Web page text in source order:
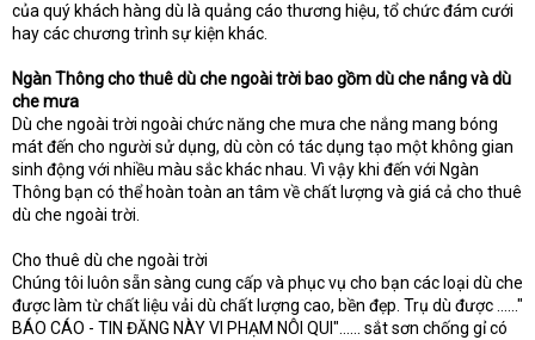
của quý khách hàng dù là quảng cáo thương hiệu, tổ chức đám cưới
hay các chương trình sự kiện khác.
Ngàn Thông cho thuê dù che ngoài trời bao gồm dù che nắng và dù
che mưa
Dù che ngoài trời ngoài chức năng che mưa che nắng mang bóng
mát đến cho người sử dụng, dù còn có tác dụng tạo một không gian
sinh động với nhiều màu sắc khác nhau. Vì vậy khi đến với Ngàn
Thông bạn có thể hoàn toàn an tâm về chất lượng và giá cả cho thuê
dù che ngoài trời.
Cho thuê dù che ngoài trời
Chúng tôi luôn sẵn sàng cung cấp và phục vụ cho bạn các loại dù che
được làm từ chất liệu vải dù chất lượng cao, bền đẹp. Trụ dù được ......"
BÁO CÁO - TIN ĐĂNG NÀY VI PHẠM NÔI QUI"...... sắt sơn chống gỉ có